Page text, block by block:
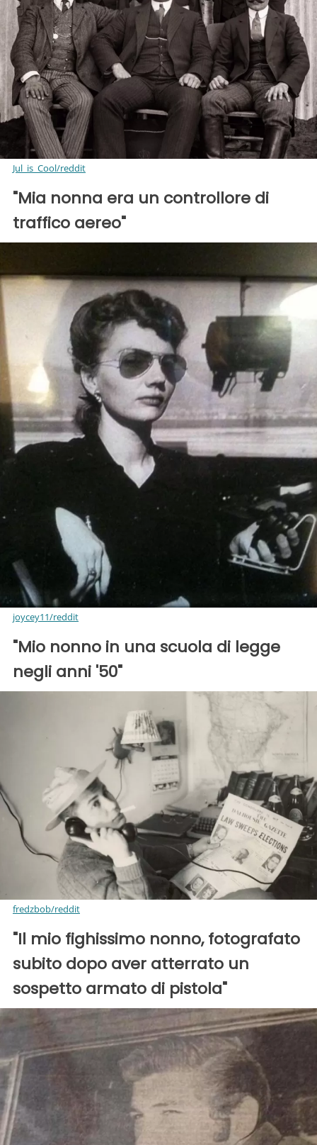
Jul_is_Cool/reddit
"Mia nonna era un controllore di
traffico aereo"
joycey11/reddit
"Mio nonno in una scuola di legge
negli anni '50"
fredzbob/reddit
"Il mio fighissimo nonno, fotografato
subito dopo aver atterrato un
sospetto armato di pistola"